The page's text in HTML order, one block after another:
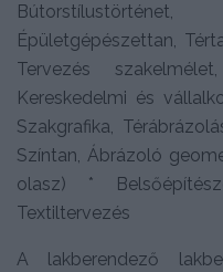
Épületgépészettan,
Tervezés
Kereskedelmi és
Szakgrafika,
Színtan, Ábrázoló
olasz) *
Textiltervezés
A lakberendező